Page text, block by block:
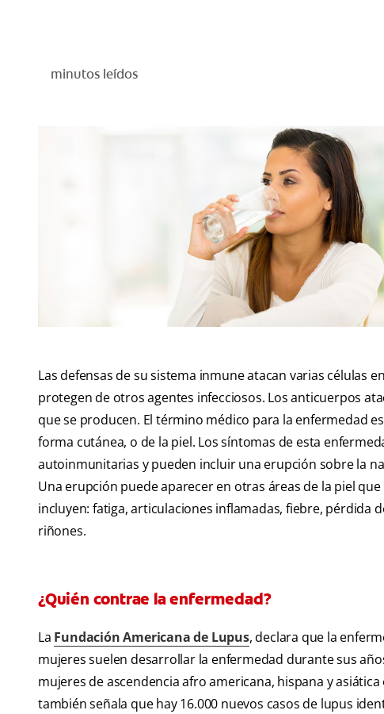
minutos leídos
Las defensas de su sistema inmune atacan varias células
protegen de otros agentes infecciosos. Los anticuerpos
que se producen. El término médico para la enfermedad
forma cutánea, o de la piel. Los síntomas de esta
autoinmunitarias y pueden incluir una erupción sobre la
Una erupción puede aparecer en otras áreas de la piel
incluyen: fatiga, articulaciones inflamadas, fiebre, pérdida
riñones.
¿Quién contrae la enfermedad?
La Fundación Americana de Lupus, declara que la
mujeres suelen desarrollar la enfermedad durante sus
mujeres de ascendencia afro americana, hispana y
también señala que hay 16.000 nuevos casos de lupus